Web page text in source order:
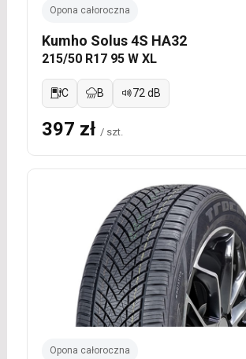
Opona całoroczna
Kumho Solus 4S HA32
215/50 R17 95 W XL
C B 72 dB
397 zł / szt.
Opona całoroczna